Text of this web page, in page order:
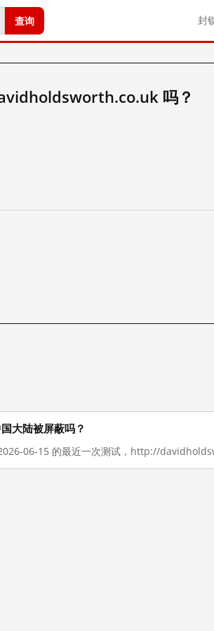
查询 封
吗？
大陆被屏蔽吗？
06-15 的最近一次测试，http://